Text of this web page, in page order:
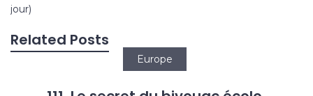
jour)
Related Posts
Europe